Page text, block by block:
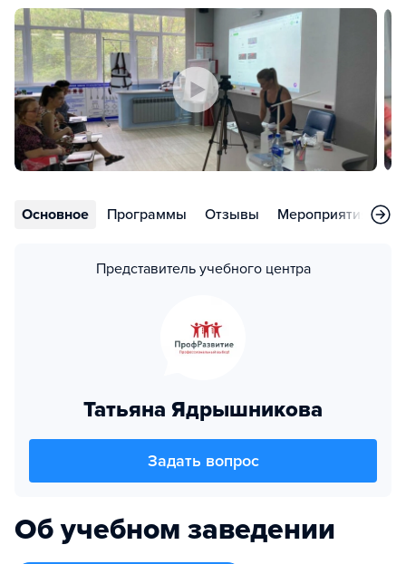
Основное Программы Отзывы Мероприятия
Представитель учебного центра
Татьяна Ядрышникова
Задать вопрос
Об учебном заведении